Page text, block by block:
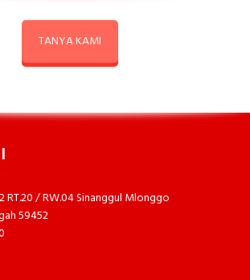
TANYA KAMI
RT.20 / RW.04 Sinanggul Mlonggo
59452